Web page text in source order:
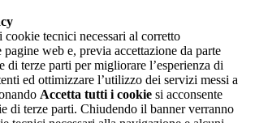
cookie tecnici necessari al corretto
web e, previa accettazione da parte
di terze parti per migliorare l’esperienza di
ed ottimizzare l’utilizzo dei servizi messi a
Accetta tutti i cookie si acconsente
di terze parti. Chiudendo il banner verranno